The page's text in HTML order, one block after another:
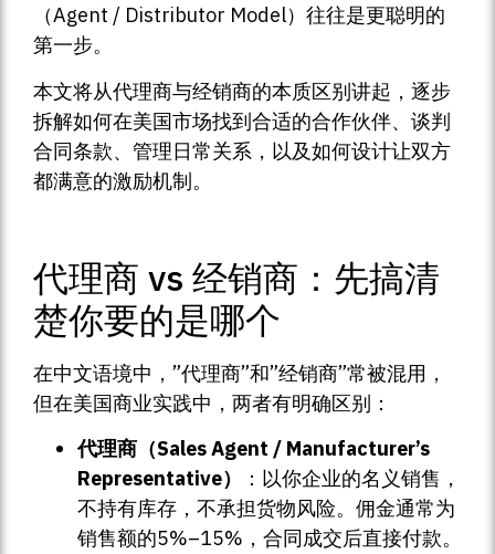
（Agent / Distributor Model）往往是更聪明的
第一步。
本文将从代理商与经销商的本质区别讲起，逐步
拆解如何在美国市场找到合适的合作伙伴、谈判
合同条款、管理日常关系，以及如何设计让双方
都满意的激励机制。
代理商 vs 经销商：先搞清
楚你要的是哪个
在中文语境中，”代理商”和”经销商”常被混用，
但在美国商业实践中，两者有明确区别：
代理商（Sales Agent / Manufacturer’s
Representative）
：以你企业的名义销售，
不持有库存，不承担货物风险。佣金通常为
销售额的5%–15%，合同成交后直接付款。